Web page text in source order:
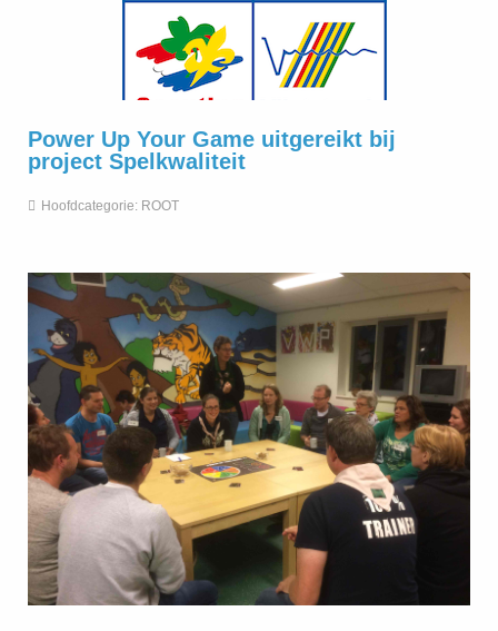
Power Up Your Game uitgereikt bij
project Spelkwaliteit
Hoofdcategorie: ROOT